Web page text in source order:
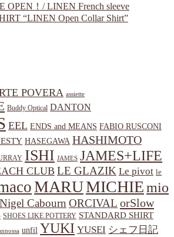
OPEN！/ LINEN French sleeve
“LINEN Open Collar Shirt”
POVERA assiette
Buddy Optical DANTON
EEL ENDS and MEANS FABIO RUSCONI
HASEGAWA HASHIMOTO
ISHI JAMES JAMES+LIFE
CLUB LE GLAZIK Le pivot le
MARUMICHIEmio
Nigel Cabourn ORCIVAL orSlow
SHOES LIKE POTTERY STANDARD SHIRT
unfil YUKI YUSEI シェフ日記